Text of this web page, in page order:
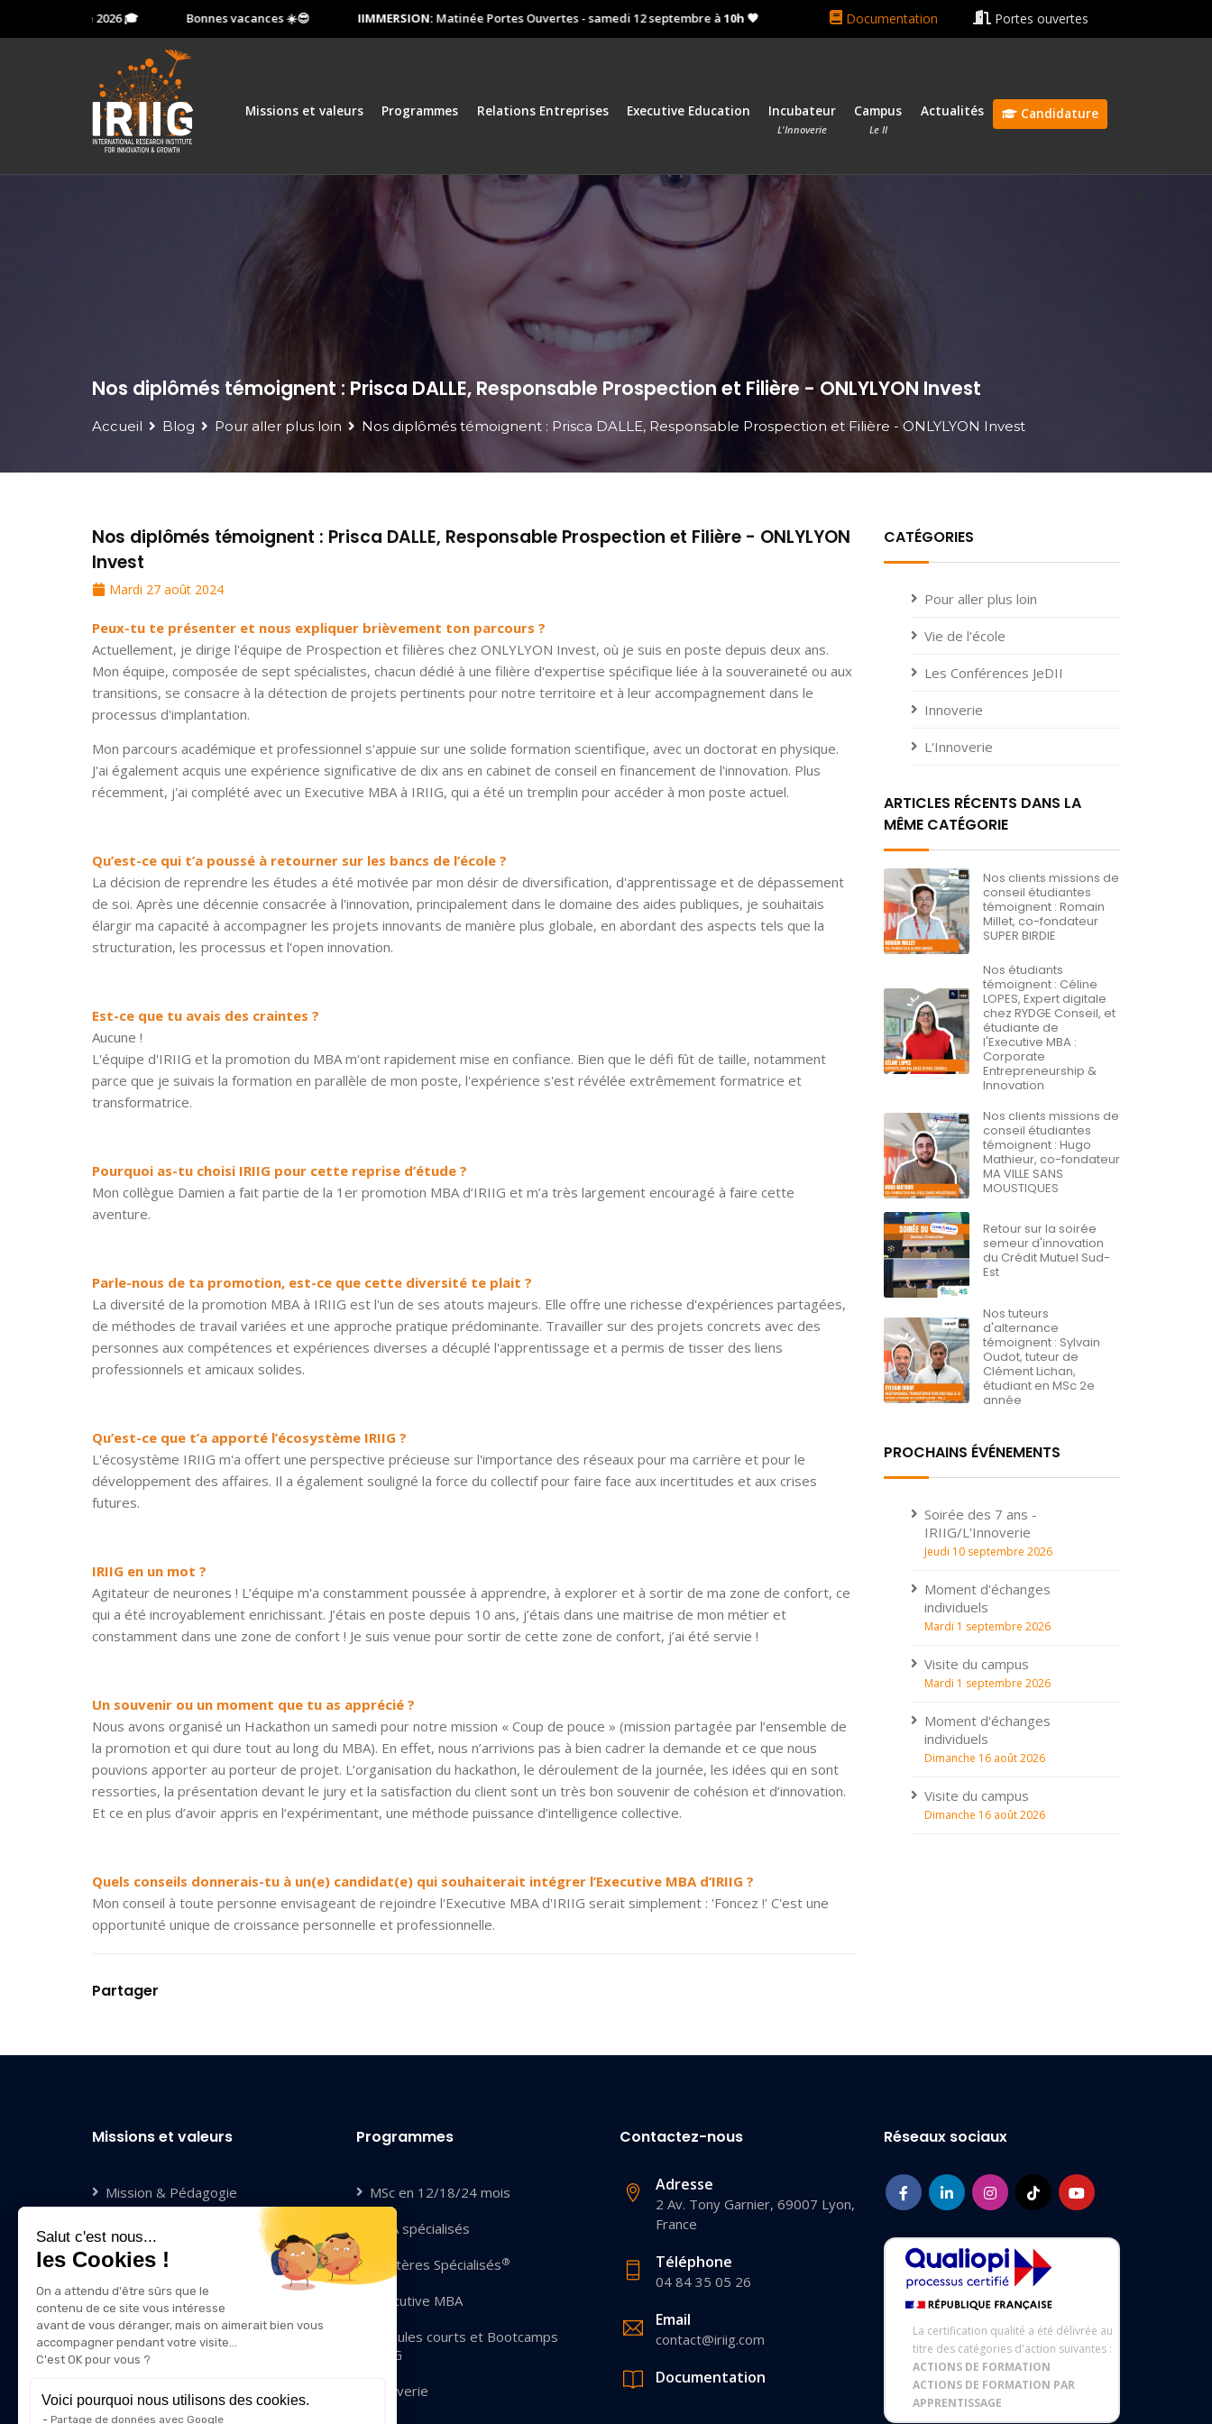
Salut c'est nous...
les Cookies !
On a attendu d'être sûrs que le
contenu de ce site vous intéresse
avant de vous déranger, mais on aimerait bien vous
accompagner pendant votre visite...
C'est OK pour vous ?
Voici pourquoi nous utilisons des cookies.
Partage de données avec Google
octobre 2026 🎓 Bonnes vacances ☀️😎 IIMMERSION:Matinée Portes Ouvertes - samedi 12 septembre à10h 🧡 Prochain rentrée le 13 octobre 2026 🎓 Bonnes vacances ☀️😎
Documentation Portes ouvertes
Missions et valeurs Programmes Relations Entreprises Executive Education Incubateur
L'Innoverie
Campus
Le II
Actualités Candidature
Nos diplômés témoignent : Prisca DALLE, Responsable Prospection et Filière - ONLYLYON Invest
Accueil Blog Pour aller plus loin Nos diplômés témoignent : Prisca DALLE, Responsable Prospection et Filière - ONLYLYON Invest
Nos diplômés témoignent : Prisca DALLE, Responsable Prospection et Filière - ONLYLYON
Invest
Mardi 27 août 2024
Peux-tu te présenter et nous expliquer brièvement ton parcours ?
Actuellement, je dirige l'équipe de Prospection et filières chez ONLYLYON Invest, où je suis en poste depuis deux ans.
Mon équipe, composée de sept spécialistes, chacun dédié à une filière d'expertise spécifique liée à la souveraineté ou aux
transitions, se consacre à la détection de projets pertinents pour notre territoire et à leur accompagnement dans le
processus d'implantation.
Mon parcours académique et professionnel s'appuie sur une solide formation scientifique, avec un doctorat en physique.
J'ai également acquis une expérience significative de dix ans en cabinet de conseil en financement de l'innovation. Plus
récemment, j'ai complété avec un Executive MBA à IRIIG, qui a été un tremplin pour accéder à mon poste actuel.
Qu’est-ce qui t’a poussé à retourner sur les bancs de l’école ?
La décision de reprendre les études a été motivée par mon désir de diversification, d'apprentissage et de dépassement
de soi. Après une décennie consacrée à l'innovation, principalement dans le domaine des aides publiques, je souhaitais
élargir ma capacité à accompagner les projets innovants de manière plus globale, en abordant des aspects tels que la
structuration, les processus et l'open innovation.
Est-ce que tu avais des craintes ?
Aucune !
L'équipe d'IRIIG et la promotion du MBA m'ont rapidement mise en confiance. Bien que le défi fût de taille, notamment
parce que je suivais la formation en parallèle de mon poste, l'expérience s'est révélée extrêmement formatrice et
transformatrice.
Pourquoi as-tu choisi IRIIG pour cette reprise d’étude ?
Mon collègue Damien a fait partie de la 1er promotion MBA d’IRIIG et m’a très largement encouragé à faire cette
aventure.
Parle-nous de ta promotion, est-ce que cette diversité te plait ?
La diversité de la promotion MBA à IRIIG est l'un de ses atouts majeurs. Elle offre une richesse d'expériences partagées,
de méthodes de travail variées et une approche pratique prédominante. Travailler sur des projets concrets avec des
personnes aux compétences et expériences diverses a décuplé l'apprentissage et a permis de tisser des liens
professionnels et amicaux solides.
Qu’est-ce que t’a apporté l’écosystème IRIIG ?
L'écosystème IRIIG m'a offert une perspective précieuse sur l'importance des réseaux pour ma carrière et pour le
développement des affaires. Il a également souligné la force du collectif pour faire face aux incertitudes et aux crises
futures.
IRIIG en un mot ?
Agitateur de neurones ! L’équipe m'a constamment poussée à apprendre, à explorer et à sortir de ma zone de confort, ce
qui a été incroyablement enrichissant. J’étais en poste depuis 10 ans, j’étais dans une maitrise de mon métier et
constamment dans une zone de confort ! Je suis venue pour sortir de cette zone de confort, j’ai été servie !
Un souvenir ou un moment que tu as apprécié ?
Nous avons organisé un Hackathon un samedi pour notre mission « Coup de pouce » (mission partagée par l’ensemble de
la promotion et qui dure tout au long du MBA). En effet, nous n’arrivions pas à bien cadrer la demande et ce que nous
pouvions apporter au porteur de projet. L’organisation du hackathon, le déroulement de la journée, les idées qui en sont
ressorties, la présentation devant le jury et la satisfaction du client sont un très bon souvenir de cohésion et d’innovation.
Et ce en plus d’avoir appris en l’expérimentant, une méthode puissance d’intelligence collective.
Quels conseils donnerais-tu à un(e) candidat(e) qui souhaiterait intégrer l’Executive MBA d’IRIIG ?
Mon conseil à toute personne envisageant de rejoindre l'Executive MBA d'IRIIG serait simplement : 'Foncez !' C'est une
opportunité unique de croissance personnelle et professionnelle.
Partager
CATÉGORIES
Pour aller plus loin
Vie de l'école
Les Conférences JeDII
Innoverie
L'Innoverie
ARTICLES RÉCENTS DANS LA
MÊME CATÉGORIE
Nos clients missions de
conseil étudiantes
témoignent : Romain
Millet, co-fondateur
SUPER BIRDIE
Nos étudiants
témoignent : Céline
LOPES, Expert digitale
chez RYDGE Conseil, et
étudiante de
l'Executive MBA :
Corporate
Entrepreneurship &
Innovation
Nos clients missions de
conseil étudiantes
témoignent : Hugo
Mathieur, co-fondateur
MA VILLE SANS
MOUSTIQUES
Retour sur la soirée
semeur d'innovation
du Crédit Mutuel Sud-
Est
Nos tuteurs
d'alternance
témoignent : Sylvain
Oudot, tuteur de
Clément Lichan,
étudiant en MSc 2e
année
PROCHAINS ÉVÉNEMENTS
Soirée des 7 ans -
IRIIG/L'Innoverie
Jeudi 10 septembre 2026
Moment d'échanges
individuels
Mardi 1 septembre 2026
Visite du campus
Mardi 1 septembre 2026
Moment d'échanges
individuels
Dimanche 16 août 2026
Visite du campus
Dimanche 16 août 2026
Missions et valeurs
Mission & Pédagogie
Diversité & Inclusion
Qui sommes-nous ?
Nous rejoindre
Programmes
MSc en 12/18/24 mois
MBA spécialisés
Mastères Spécialisés®
Executive MBA
Modules courts et Bootcamps
IRIIG
Innoverie
Contactez-nous
Adresse
2 Av. Tony Garnier, 69007 Lyon,
France
Téléphone
04 84 35 05 26
Email
contact@iriig.com
Documentation
Réseaux sociaux
La certification qualité a été délivrée au
titre des catégories d'action suivantes :
ACTIONS DE FORMATION
ACTIONS DE FORMATION PAR
APPRENTISSAGE